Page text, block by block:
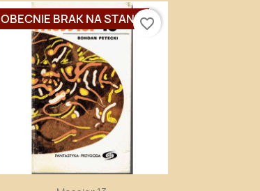
OBECNIE BRAK NA STANIEfavorite_border